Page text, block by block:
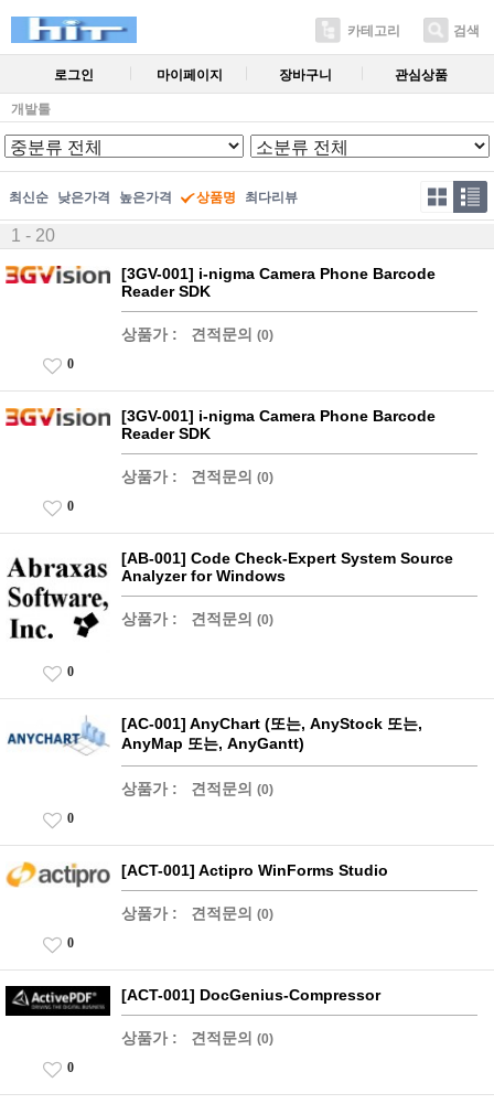
카테고리 검색
로그인 마이페이지 장바구니 관심상품
개발툴
최신순 낮은가격 높은가격 상품명 최다리뷰
1 - 20
[3GV-001] i-nigma Camera Phone Barcode
Reader SDK
상품가 : 견적문의 (0)
0
[3GV-001] i-nigma Camera Phone Barcode
Reader SDK
상품가 : 견적문의 (0)
0
[AB-001] Code Check-Expert System Source
Analyzer for Windows
상품가 : 견적문의 (0)
0
[AC-001] AnyChart (또는, AnyStock 또는,
AnyMap 또는, AnyGantt)
상품가 : 견적문의 (0)
0
[ACT-001] Actipro WinForms Studio
상품가 : 견적문의 (0)
0
[ACT-001] DocGenius-Compressor
상품가 : 견적문의 (0)
0